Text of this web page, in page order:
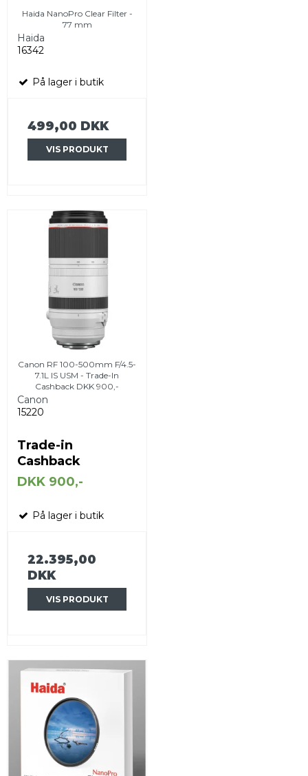
Haida NanoPro Clear Filter -
77 mm
Haida
16342
På lager i butik
499,00 DKK
VIS PRODUKT
Canon RF 100-500mm F/4.5-
7.1L IS USM - Trade-In
Cashback DKK 900,-
Canon
15220
Trade-in
Cashback
DKK 900,-
På lager i butik
22.395,00
DKK
VIS PRODUKT